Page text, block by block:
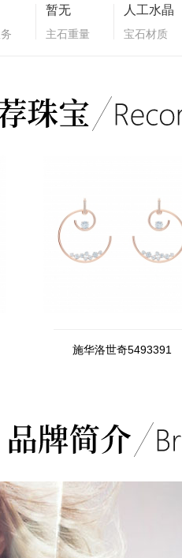
暂无
主石重量
人工水晶
宝石材质
施华洛世奇5493391